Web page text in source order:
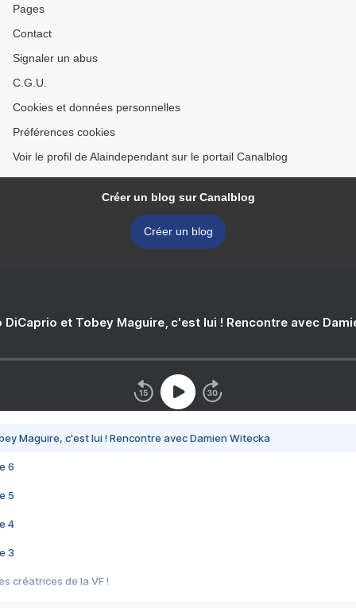
Pages
Contact
Signaler un abus
C.G.U.
Cookies et données personnelles
Préférences cookies
Voir le profil de Alaindependant sur le portail Canalblog
Créer un blog sur Canalblog
Créer un blog
DiCaprio et Tobey Maguire, c'est lui ! Rencontre avec
Maguire, c'est lui ! Rencontre avec Damien Witecka
6
5
4
3
créatrices de la VF !